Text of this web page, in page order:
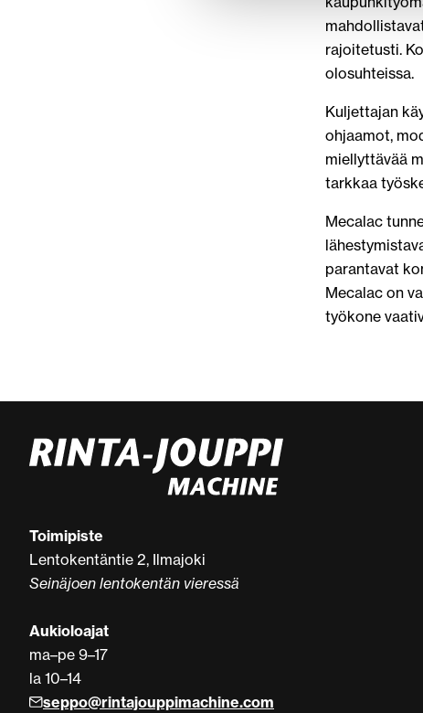
rajoitetusti.
olosuhteissa.
Kuljettajan
ohjaamot,
miellyttävää
tarkkaa
Mecalac
parantavat
Mecalac on
työkone
Toimipiste
Lentokentäntie 2, Ilmajoki
Seinäjoen lentokentän vieressä
Aukioloajat
ma–pe 9–17
la 10–14
seppo@rintajouppimachine.com